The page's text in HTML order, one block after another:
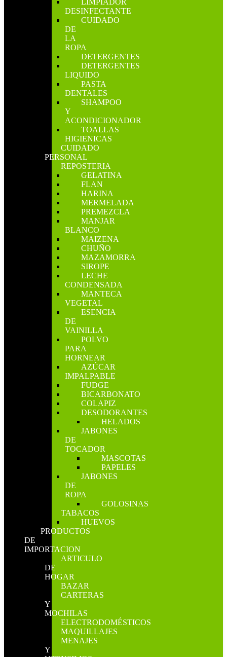
DESINFECTANTE
CUIDADO
DE
LA
ROPA
DETERGENTES
DETERGENTES
LIQUIDO
PASTA
DENTALES
SHAMPOO
Y
ACONDICIONADOR
TOALLAS
HIGIENICAS
CUIDADO
PERSONAL
REPOSTERIA
GELATINA
FLAN
HARINA
MERMELADA
PREMEZCLA
MANJAR
BLANCO
MAIZENA
CHUÑO
MAZAMORRA
SIROPE
LECHE
CONDENSADA
MANTECA
VEGETAL
ESENCIA
DE
VAINILLA
POLVO
PARA
HORNEAR
AZÚCAR
IMPALPABLE
FUDGE
BICARBONATO
COLAPIZ
DESODORANTES
HELADOS
JABONES
DE
TOCADOR
MASCOTAS
PAPELES
JABONES
DE
ROPA
GOLOSINAS
TABACOS
HUEVOS
PRODUCTOS
DE
IMPORTACION
ARTICULO
DE
HOGAR
BAZAR
CARTERAS
Y
MOCHILAS
ELECTRODOMÉSTICOS
MAQUILLAJES
MENAJES
Y